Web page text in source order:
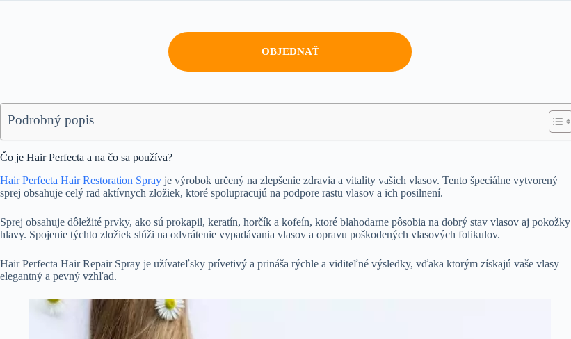
OBJEDNAŤ
Podrobný popis
Čo je Hair Perfecta a na čo sa používa?
Hair Perfecta Hair Restoration Spray je výrobok určený na zlepšenie zdravia a vitality vašich vlasov. Tento špeciálne vytvorený
sprej obsahuje celý rad aktívnych zložiek, ktoré spolupracujú na podpore rastu vlasov a ich posilnení.
Sprej obsahuje dôležité prvky, ako sú prokapil, keratín, horčík a kofeín, ktoré blahodarne pôsobia na dobrý stav vlasov aj pokožky
hlavy. Spojenie týchto zložiek slúži na odvrátenie vypadávania vlasov a opravu poškodených vlasových folikulov.
Hair Perfecta Hair Repair Spray je užívateľsky prívetivý a prináša rýchle a viditeľné výsledky, vďaka ktorým získajú vaše vlasy
elegantný a pevný vzhľad.